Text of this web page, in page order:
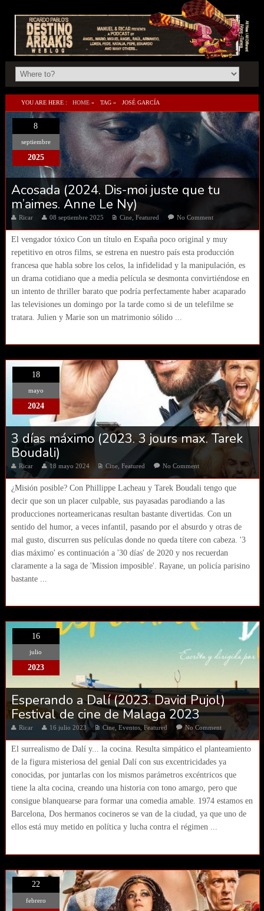
YOU ARE HERE : HOME » TAG » JOSÉ GARCÍA
8
septiembre
2025
Acosada (2024. Dis-moi juste que tu
m’aimes. Anne Le Ny)
Ricar 08 septiembre 2025 Cine, Featured No Comment
El vengador tóxico Con un título en España poco original y muy
repetitivo en otros films, se estrena en nuestro país esta producción
francesa que habla sobre los celos, la infidelidad y la manipulación, es
un drama cotidiano que a media película se desmonta convirtiéndose en
un intento de thriller barato que podría perfectamente haber acaparado
las televisiones un domingo por la tarde como si de un telefilme se
tratara. Julien y Marie son un matrimonio sólido ...
18
mayo
2024
3 días máximo (2023. 3 jours max. Tarek
Boudali)
Ricar 18 mayo 2024 Cine, Featured No Comment
¿Misión posible? Con Phillippe Lacheau y Tarek Boudali tengo que
decir que son un placer culpable, sus payasadas parodiando a las
producciones norteamericanas resultan bastante divertidas. Con un
sentido del humor, a veces infantil, pasando por el absurdo y otras de
mal gusto, discurren sus películas donde no queda títere con cabeza. '3
dias máximo' es continuación a '30 días' de 2020 y nos recuerdan
claramente a la saga de 'Mission imposible'. Rayane, un policía parisino
bastante ...
16
julio
2023
Esperando a Dalí (2023. David Pujol)
Festival de cine de Malaga 2023
Ricar 16 julio 2023 Cine, Eventos,Featured No Comment
El surrealismo de Dalí y... la cocina. Resulta simpático el planteamiento
de la figura misteriosa del genial Dalí con sus excentricidades ya
conocidas, por juntarlas con los mismos parámetros excéntricos que
tiene la alta cocina, creando una historia con tono amargo, pero que
consigue blanquearse para formar una comedia amable. 1974 estamos en
Barcelona, Dos hermanos cocineros se van de la ciudad, ya que uno de
ellos está muy metido en política y lucha contra el régimen ...
22
febrero